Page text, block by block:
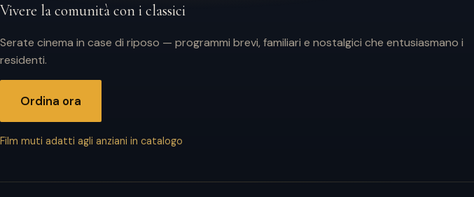
Vivere la comunità con i classici
Serate cinema in case di riposo — programmi brevi, familiari e nostalgici che entusiasmano i
residenti.
Ordina ora
Film muti adatti agli anziani in catalogo